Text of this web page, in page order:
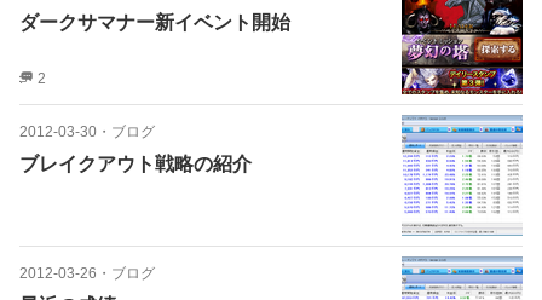
ダークサマナー新イベント開始
2
2012-03-30 ・ ブログ
ブレイクアウト戦略の紹介
2012-03-26 ・ ブログ